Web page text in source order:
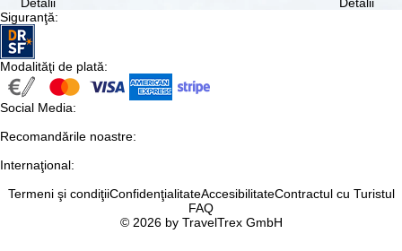
data
rezervării, …
Detalii
turism din
Detalii
Siguranţă:
Modalităţi de plată:
Social Media:
Recomandările noastre:
Internaţional:
Termeni şi condiţiiConfidenţialitateAccesibilitateContractul cu Turistul
FAQ
© 2026 by TravelTrex GmbH